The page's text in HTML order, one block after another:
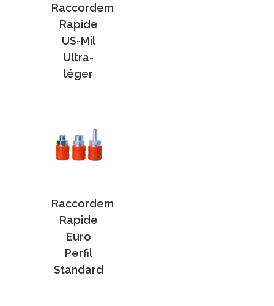
Raccordem
Rapide
US-Mil
Ultra-
léger
Raccordem
Rapide
Euro
Perfil
Standard